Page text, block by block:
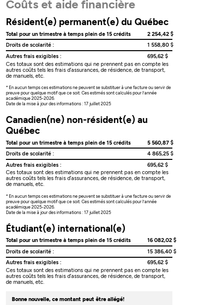
Coûts et aide financière
Résident(e) permanent(e) du Québec
Total pour un trimestre à temps plein de 15 crédits
2 254,42 $
Droits de scolarité :
1 558,80 $
Autres frais exigibles :
695,62 $
Ces totaux sont des estimations qui ne prennent pas en compte les
autres coûts tels les frais d’assurances, de résidence, de transport,
de manuels, etc.
* En aucun temps ces estimations ne peuvent se substituer à une facture ou servir de
preuve pour quelque motif que ce soit. Ces estimés sont calculés pour l’année
académique 2025-2026.
Date de la mise à jour des informations : 17 juillet 2025
Canadien(ne) non-résident(e) au
Québec
Total pour un trimestre à temps plein de 15 crédits
5 560,87 $
Droits de scolarité :
4 865,25 $
Autres frais exigibles :
695,62 $
Ces totaux sont des estimations qui ne prennent pas en compte les
autres coûts tels les frais d’assurances, de résidence, de transport,
de manuels, etc.
* En aucun temps ces estimations ne peuvent se substituer à une facture ou servir de
preuve pour quelque motif que ce soit. Ces estimés sont calculés pour l’année
académique 2025-2026.
Date de la mise à jour des informations : 17 juillet 2025
Étudiant(e) international(e)
Total pour un trimestre à temps plein de 15 crédits
16 082,02 $
Droits de scolarité :
15 386,40 $
Autres frais exigibles :
695,62 $
Ces totaux sont des estimations qui ne prennent pas en compte les
autres coûts tels les frais d’assurances, de résidence, de transport,
de manuels, etc.
Bonne nouvelle, ce montant peut être allégé!